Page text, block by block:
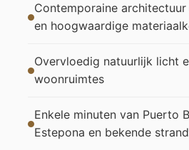
Contemporaine
en hoogwaardige
Overvloedig natuurlijk licht
woonruimtes
Enkele minuten van Puerto
Estepona en bekende